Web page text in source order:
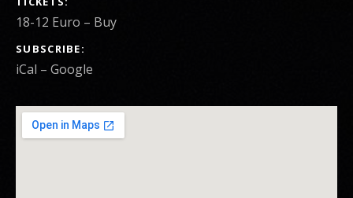
18-12 Euro – Buy
SUBSCRIBE
iCal Google